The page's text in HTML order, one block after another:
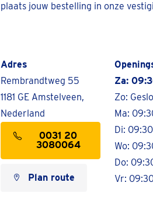
plaats jouw bestelling in onze
Adres
Rembrandtweg 55
1181 GE Amstelveen,
Nederland
0031 20
3080064
Plan route
Za:
Zo:
Ma:
Di:
Wo:
Do:
Vr: